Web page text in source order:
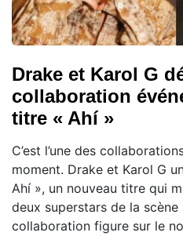
Drake et Karol G
collaboration
titre « Ahí »
C’est l’une des
moment. Drake et Karol G
Ahí », un nouveau titre qui
deux superstars de la
collaboration figure sur le